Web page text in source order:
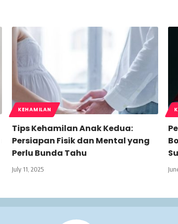
KEHAMILAN
Tips Kehamilan Anak Kedua:
Persiapan Fisik dan Mental yang
Perlu Bunda Tahu
July 11, 2025